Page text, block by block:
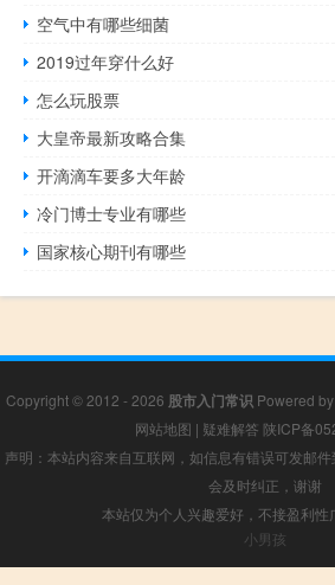
空气中有哪些细菌
2019过年穿什么好
怎么玩股票
大皇帝最新攻略合集
开滴滴车要多大年龄
冷门博士专业有哪些
国家核心期刊有哪些
Copyright © 2012 - 2026 股市入门常识Powered by
网站地图 | 疑难解答 陕ICP备
声明：本站内容来自互联网，如信息有错误可发邮
会及时纠正，谢谢
本站仅为个人兴趣爱好，不接盈利性
小男孩